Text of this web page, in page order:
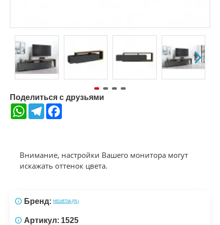
Поделиться с друзьями
WhatsAppTelegram
Внимание, настройки Вашего монитора могут
искажать оттенок цвета.
Бренд: HELVETIA (PL)
Артикул: 1525